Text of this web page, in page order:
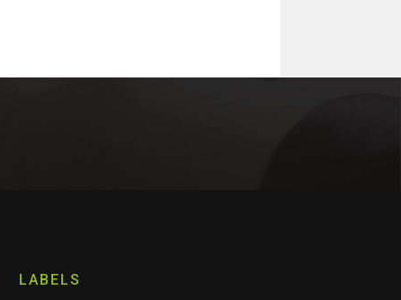
LABELS